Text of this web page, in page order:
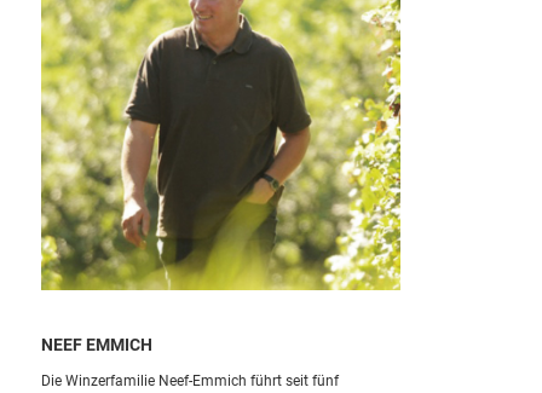
NEEF EMMICH
Die Winzerfamilie Neef-Emmich führt seit fünf